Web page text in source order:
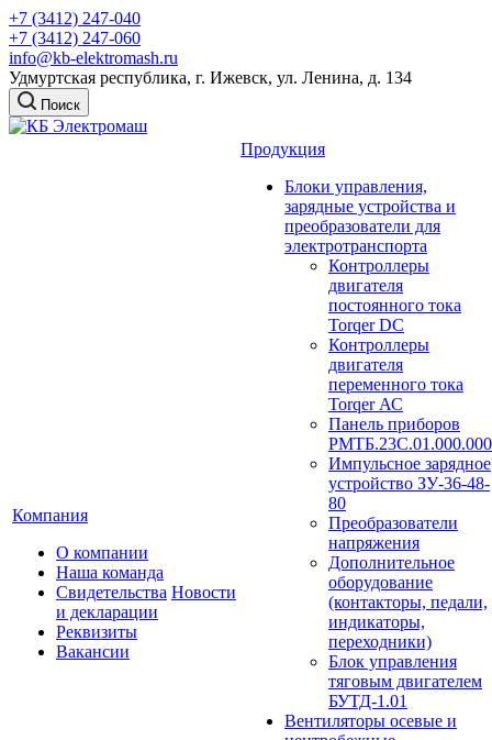
+7 (3412) 247-040
+7 (3412) 247-060
info@kb-elektromash.ru
Удмуртская республика, г. Ижевск, ул. Ленина, д. 134
Поиск
Компания
О компании
Наша команда
Свидетельства
и декларации
Реквизиты
Вакансии
Новости
Продукция
Блоки управления,
зарядные устройства и
преобразователи для
электротранспорта
Контроллеры
двигателя
постоянного тока
Torqer DC
Контроллеры
двигателя
переменного тока
Torqer АС
Панель приборов
РМТБ.23С.01.000.000
Импульсное зарядное
устройство ЗУ-36-48-
80
Преобразователи
напряжения
Дополнительное
оборудование
(контакторы, педали,
индикаторы,
переходники)
Блок управления
тяговым двигателем
БУТД-1.01
Вентиляторы осевые и